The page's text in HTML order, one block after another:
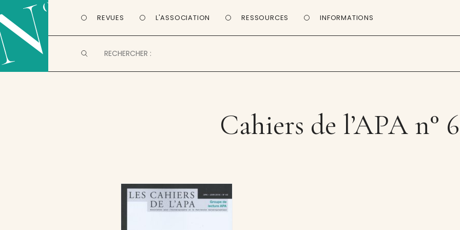
REVUES L'ASSOCIATION RESSOURCES INFORMATIONS
Cahiers de l’APA n°